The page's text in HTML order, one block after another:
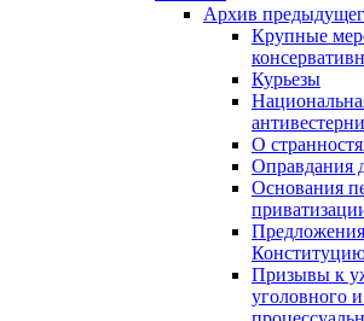
Архив
Крупные
Курьезы
О
Основания
Предложения
Призывы к
уголовного